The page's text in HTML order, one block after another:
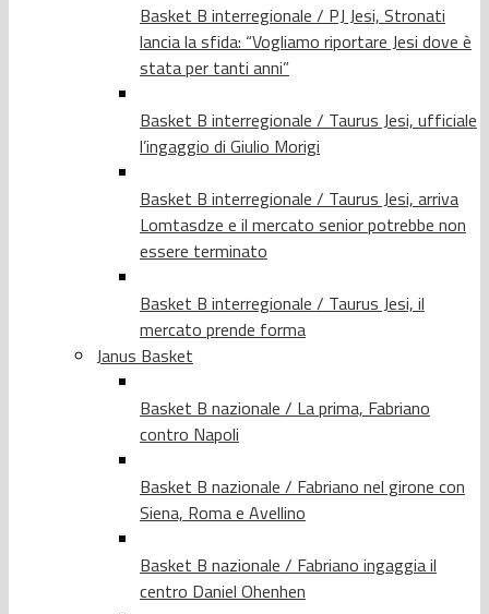
Basket B interregionale / PJ Jesi, Stronati
lancia la sfida: “Vogliamo riportare Jesi dove è
stata per tanti anni”
Basket B interregionale / Taurus Jesi, ufficiale
l’ingaggio di Giulio Morigi
Basket B interregionale / Taurus Jesi, arriva
Lomtasdze e il mercato senior potrebbe non
essere terminato
Basket B interregionale / Taurus Jesi, il
mercato prende forma
Janus Basket
Basket B nazionale / La prima, Fabriano
contro Napoli
Basket B nazionale / Fabriano nel girone con
Siena, Roma e Avellino
Basket B nazionale / Fabriano ingaggia il
centro Daniel Ohenhen